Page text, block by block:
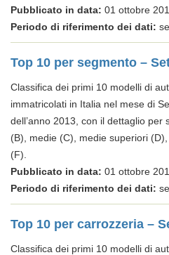
Pubblicato in data: 01 ottobre
Periodo di riferimento dei dati:
Top 10 per segmento –
Classifica dei primi 10 modelli di
immatricolati in Italia nel mese di
dell’anno 2013, con il dettaglio
(B), medie (C), medie superiori
(F).
Pubblicato in data: 01 ottobre
Periodo di riferimento dei dati:
Top 10 per carrozzeria –
Classifica dei primi 10 modelli di